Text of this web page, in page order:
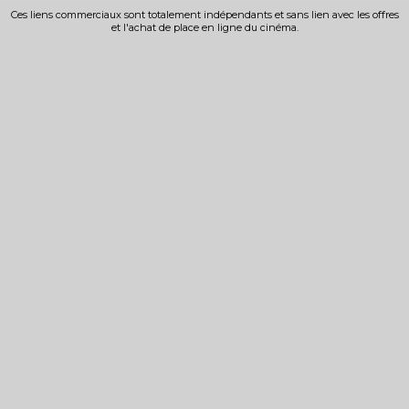
Ces liens commerciaux sont totalement indépendants et sans lien avec les offres
et l'achat de place en ligne du cinéma.